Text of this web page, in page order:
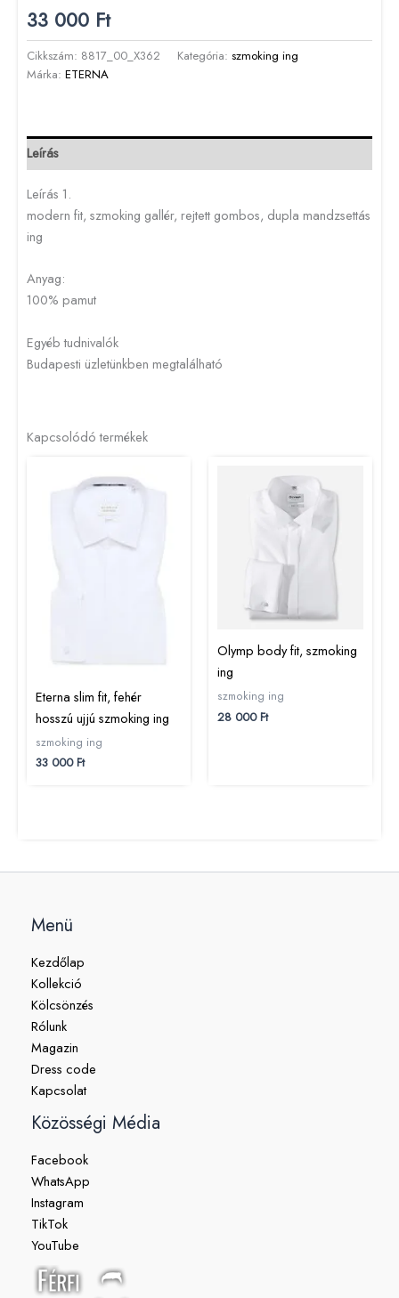
33 000 Ft
Cikkszám: 8817_00_X362 Kategória: szmoking ing
Márka: ETERNA
Leírás
Leírás 1.
modern fit, szmoking gallér, rejtett gombos, dupla mandzsettás
ing
Anyag:
100% pamut
Egyéb tudnivalók
Budapesti üzletünkben megtalálható
Kapcsolódó termékek
Eterna slim fit, fehér
hosszú ujjú szmoking ing
szmoking ing
33 000Ft
Olymp body fit, szmoking
ing
szmoking ing
28 000Ft
Menü
Kezdőlap
Kollekció
Kölcsönzés
Rólunk
Magazin
Dress code
Kapcsolat
Közösségi Média
Facebook
WhatsApp
Instagram
TikTok
YouTube